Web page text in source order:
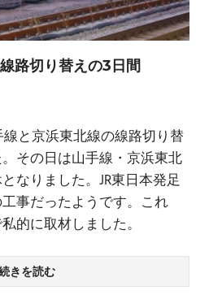
路切り替えの3日間
線と京浜東北線の線路切り替
その日は山手線・京浜東北
なりました。JR東日本発足
事だったようです。これ
的に取材しました。
きを読む